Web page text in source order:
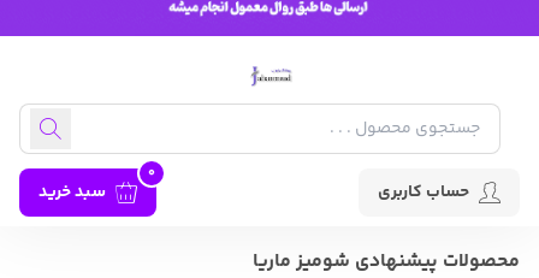
حساب کاربری سبد خرید
0
محصولات پیشنهادی شومیز ماریا